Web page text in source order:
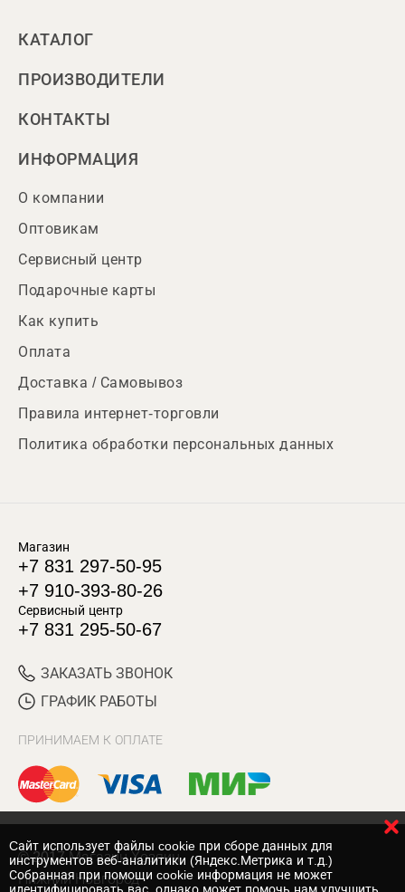
КАТАЛОГ
ПРОИЗВОДИТЕЛИ
КОНТАКТЫ
ИНФОРМАЦИЯ
О компании
Оптовикам
Сервисный центр
Подарочные карты
Как купить
Оплата
Доставка / Самовывоз
Правила интернет-торговли
Политика обработки персональных данных
Магазин
+7 831 297-50-95
+7 910-393-80-26
Сервисный центр
+7 831 295-50-67
ЗАКАЗАТЬ ЗВОНОК
ГРАФИК РАБОТЫ
ПРИНИМАЕМ К ОПЛАТЕ
© 2017 Магазин Хозяин
Нижний Новгород
Cайт использует файлы cookie при сборе данных для
инструментов веб-аналитики (Яндекс.Метрика и т.д.)
Собранная при помощи cookie информация не может